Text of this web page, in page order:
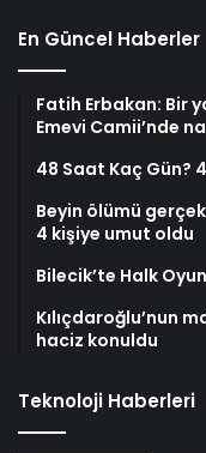
En Güncel Haberler
Fatih Erbakan: Bir
Emevi Camii’nde
48 Saat Kaç Gün?
Beyin ölümü
4 kişiye umut oldu
Bilecik’te Halk
Kılıçdaroğlu’nun
haciz konuldu
Teknoloji Haberleri